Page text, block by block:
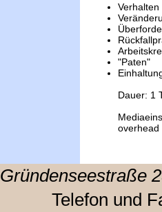
"Paten"
Dauer: 1
overhead
Gründenseestraße
Telefon und